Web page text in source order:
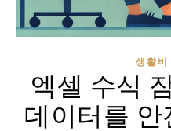
생활
엑셀 수식
데이터를 안